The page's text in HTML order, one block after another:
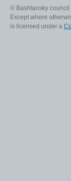
© Bashtansky council
Except where
is licensed under a